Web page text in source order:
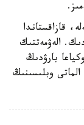
قازاقستاندا
الەۋمەتتىك
بارۋدىڭ
وبلىسىنىڭ